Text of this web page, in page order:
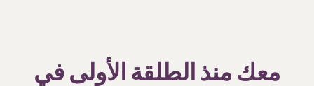
معك منذ الطلقة الأولى في